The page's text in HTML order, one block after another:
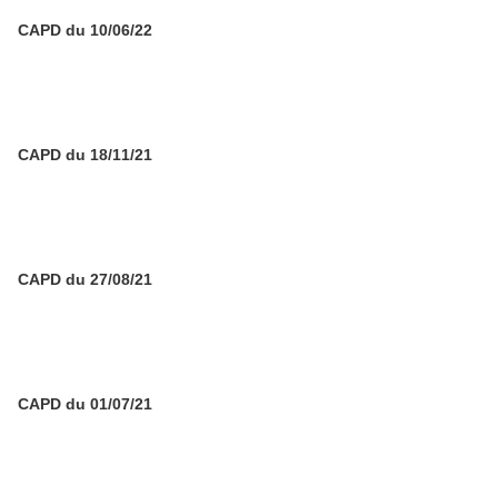
CAPD du 10/06/22
CAPD du 18/11/21
CAPD du 27/08/21
CAPD du 01/07/21